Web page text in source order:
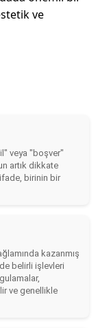
ve
veya "boşver"
artık dikkate
ifade, birinin bir
kazanmış
belirli işlevleri
ve genellikle